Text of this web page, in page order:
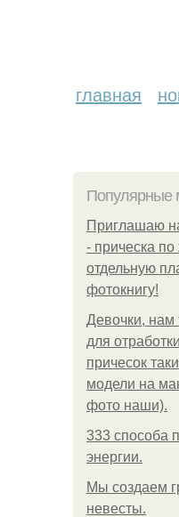
главная
Популярные
Приглашаю
- прическа
отдельную
фотокнигу!
Девочки, нам
для
причесок
модели на
фото наши).
333 способа
энергии.
Мы создаем
невесты.